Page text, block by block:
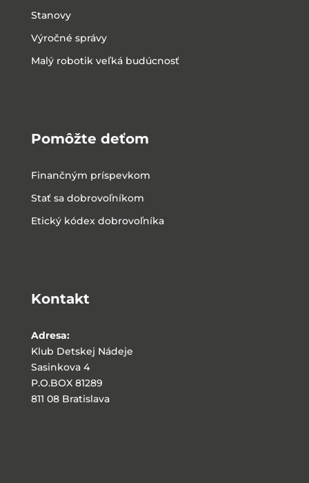
Stanovy
Výročné správy
Malý robotik veľká budúcnosť
Pomôžte deťom
Finančným príspevkom
Stať sa dobrovoľníkom
Etický kódex dobrovoľníka
Kontakt
Adresa:
Klub Detskej Nádeje
Sasinkova 4
P.O.BOX 81289
811 08 Bratislava